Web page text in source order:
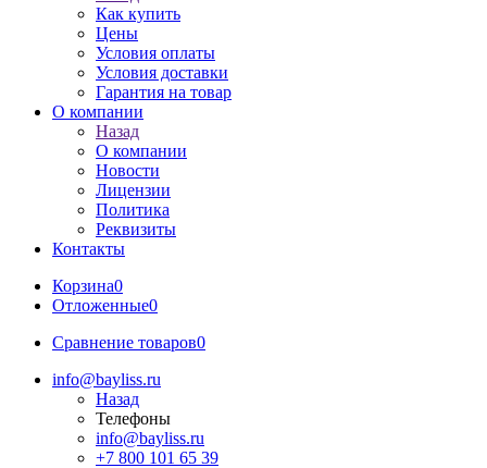
Как купить
Цены
Условия оплаты
Условия доставки
Гарантия на товар
О компании
Назад
О компании
Новости
Лицензии
Политика
Реквизиты
Контакты
Корзина0
Отложенные0
Сравнение товаров0
info@bayliss.ru
Назад
Телефоны
info@bayliss.ru
+7 800 101 65 39